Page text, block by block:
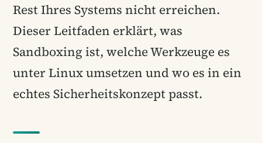
Rest Ihres Systems nicht erreichen.
Dieser Leitfaden erklärt, was
Sandboxing ist, welche Werkzeuge es
unter Linux umsetzen und wo es in ein
echtes Sicherheitskonzept passt.